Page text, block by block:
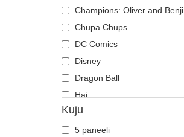
Labradori retriiver
Lammas
Lehm
Liblikas
Lõvi
Madu
Mesilane
Ninasarvik
Casual Classic
E Frame
Open Back
Runner
The 90s
The Ball
The Retro
The Snap
Champions: Oliver and Benji
Chupa Chups
DC Comics
Disney
Dragon Ball
Hai
Harry Potter
Hip Hop Dogz
Kuju
5 paneeli